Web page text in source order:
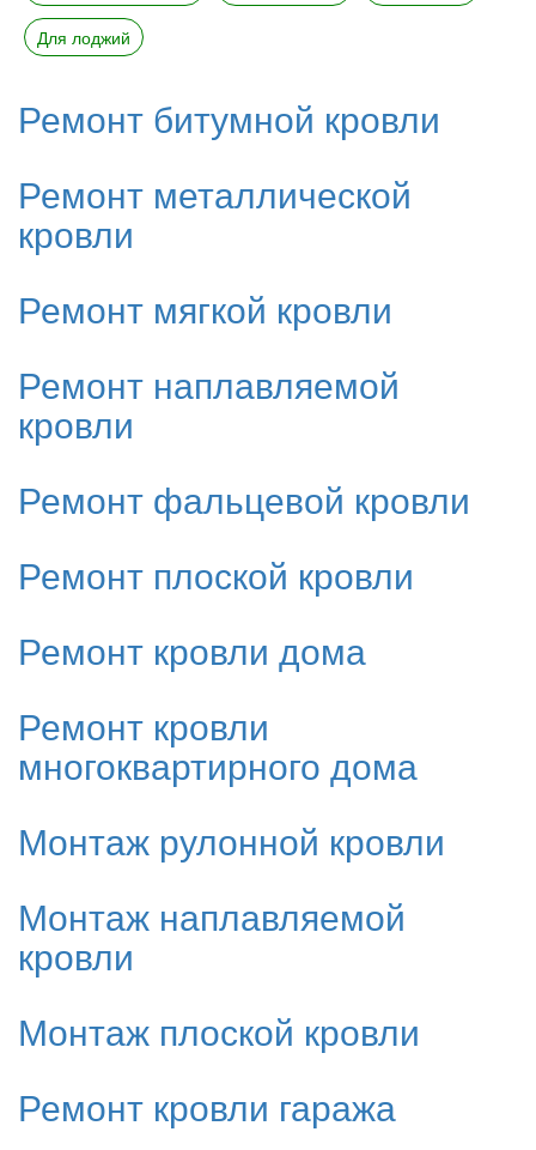
Для лоджий
Ремонт битумной кровли
Ремонт металлической
кровли
Ремонт мягкой кровли
Ремонт наплавляемой
кровли
Ремонт фальцевой кровли
Ремонт плоской кровли
Ремонт кровли дома
Ремонт кровли
многоквартирного дома
Монтаж рулонной кровли
Монтаж наплавляемой
кровли
Монтаж плоской кровли
Ремонт кровли гаража